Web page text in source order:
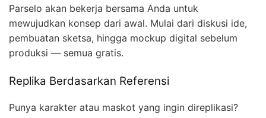
Parselo akan bekerja bersama Anda untuk
mewujudkan konsep dari awal. Mulai dari diskusi ide,
pembuatan sketsa, hingga mockup digital sebelum
produksi — semua gratis.
Replika Berdasarkan Referensi
Punya karakter atau maskot yang ingin direplikasi?